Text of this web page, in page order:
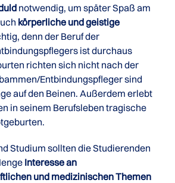
notwendig, um später Spaß am
körperliche und geistige
denn der Beruf der
ist durchaus
richten sich nicht nach der
Entbindungspfleger sind
auf den Beinen. Außerdem erlebt
in seinem Berufsleben tragische
Studium sollten die Studierenden
Interesse an
und medizinischen Themen